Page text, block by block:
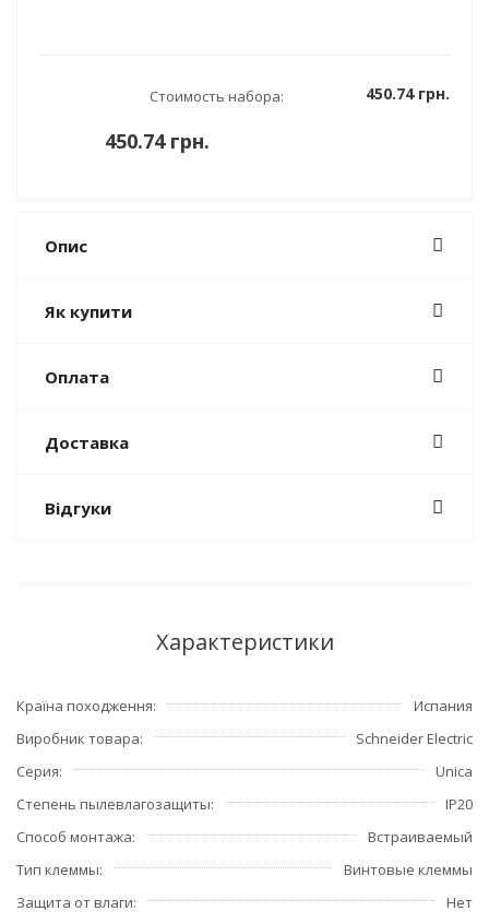
Стоимость набора: 450.74 грн.
450.74 грн.
Опис
Як купити
Оплата
Доставка
Відгуки
Характеристики
Країна походження
Испания
Виробник товара
Schneider Electric
Серия
Unica
Степень пылевлагозащиты
IP20
Способ монтажа
Встраиваемый
Тип клеммы
Винтовые клеммы
Защита от влаги
Нет